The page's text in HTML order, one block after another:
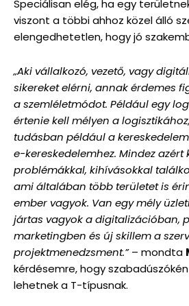
Speciálisan elég, ha egy
viszont a többi ahhoz közel álló
elengedhetetlen, hogy jó
„Aki vállalkozó, vezető, vagy
sikereket elérni, annak érdemes
a szemléletmódot. Például egy
értenie kell mélyen a
tudásban például a
e-kereskedelemhez. Mindez azért
problémákkal, kihívásokkal
ami általában több területet is
ember vagyok. Van egy mély
jártas vagyok a digitalizációban,
marketingben és új skillem a
projektmenedzsment.”– mondta
kérdésemre, hogy
lehetnek a T-típusnak.